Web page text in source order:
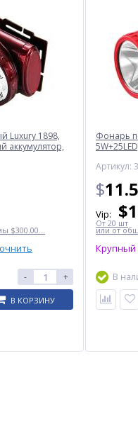
Vip: $10.00
Luxury 1898,
аккумулятор,
$300.00...
- +
В КОРЗИНУ
Фонарь
Артикул:
$
Vip: $
От 20 шт
или от
Крупный
В